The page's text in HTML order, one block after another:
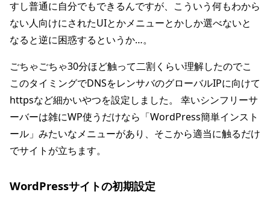
すし普通に自分でもできるんですが、こういう何もわから
ない人向けにされたUIとかメニューとかしか選べないと
なると逆に困惑するというか…。
ごちゃごちゃ30分ほど触って二割くらい理解したのでこ
このタイミングでDNSをレンサバのグローバルIPに向けて
httpsなど細かいやつを設定しました。 幸いシンフリーサ
ーバーは雑にWP使うだけなら「WordPress簡単インスト
ール」みたいなメニューがあり、そこから適当に触るだけ
でサイトが立ちます。
WordPressサイトの初期設定